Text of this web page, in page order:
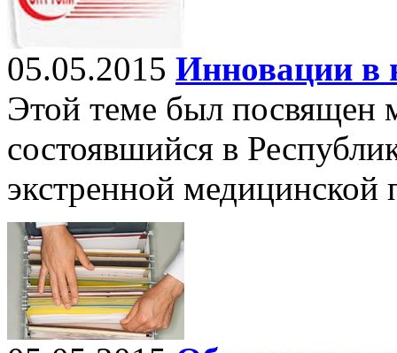
05.05.2015 Инновации в
Этой теме был посвящен
состоявшийся в
экстренной